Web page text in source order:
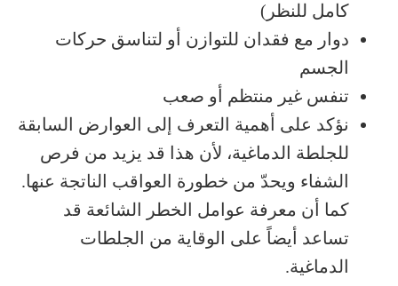
كامل للنظر)
دوار مع فقدان للتوازن أو لتناسق حركات
الجسم
تنفس غير منتظم أو صعب
نؤكد على أهمية التعرف إلى العوارض السابقة
للجلطة الدماغية، لأن هذا قد يزيد من فرص
الشفاء ويحدّ من خطورة العواقب الناتجة عنها.
كما أن معرفة عوامل الخطر الشائعة قد
تساعد أيضاً على الوقاية من الجلطات
الدماغية.